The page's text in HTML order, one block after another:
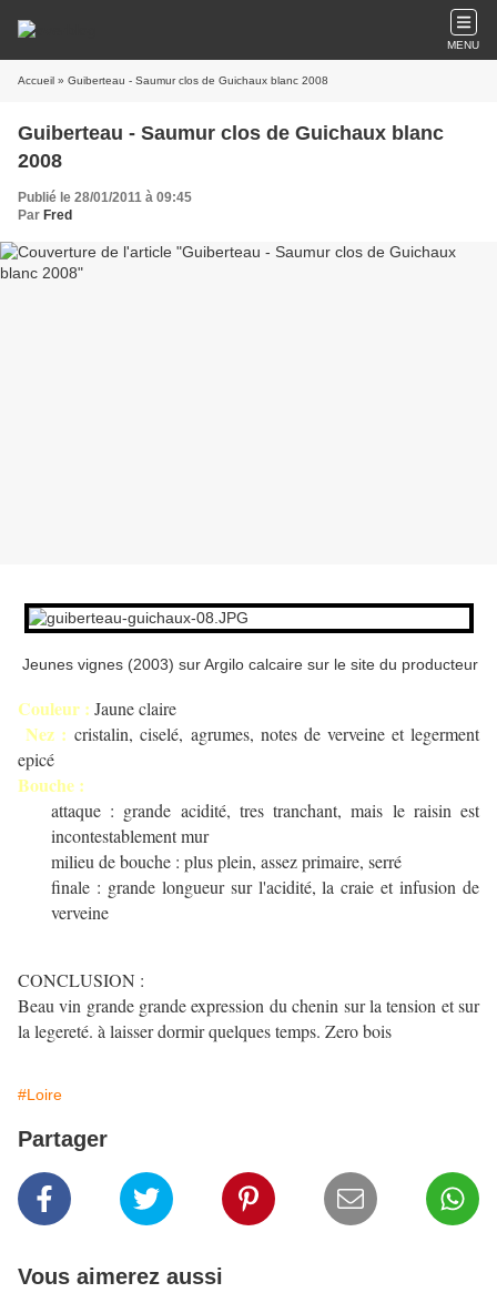
MENU
Accueil » Guiberteau - Saumur clos de Guichaux blanc 2008
Guiberteau - Saumur clos de Guichaux blanc
2008
Publié le 28/01/2011 à 09:45
Par Fred
Jeunes vignes (2003) sur Argilo calcaire sur le site du producteur
Couleur : Jaune claire
Nez : cristalin, ciselé, agrumes, notes de verveine et legerment
epicé
Bouche :
attaque : grande acidité, tres tranchant, mais le raisin est
incontestablement mur
milieu de bouche : plus plein, assez primaire, serré
finale : grande longueur sur l'acidité, la craie et infusion de
verveine
CONCLUSION :
Beau vin grande grande expression du chenin sur la tension et sur
la legereté. à laisser dormir quelques temps. Zero bois
#Loire
Partager
Vous aimerez aussi